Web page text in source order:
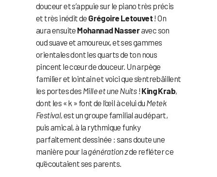
douceur et s’appuie sur le piano très précis
et très inédit de Grégoire Letouvet ! On
aura ensuite Mohannad Nasseravec son
oud suave et amoureux, et ses gammes
orientales dont les quarts de ton nous
pincent le cœur de douceur. Un arpège
familier et lointain et voici que s’entrebâillent
les portes des Mille et une Nuits! King Krab,
dont les « k » font de l’œil à celui du Metek
Festival, est un groupe familial au départ,
puis amical, à la rythmique funky
parfaitement dessinée : sans doute une
manière pour lagénération zde refléter ce
qu’écoutaient ses parents.